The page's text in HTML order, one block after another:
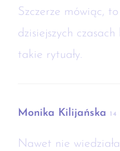
Szczerze mówiąc,
dzisiejszych
takie rytuały.
Monika Kilijańska
Nawet nie